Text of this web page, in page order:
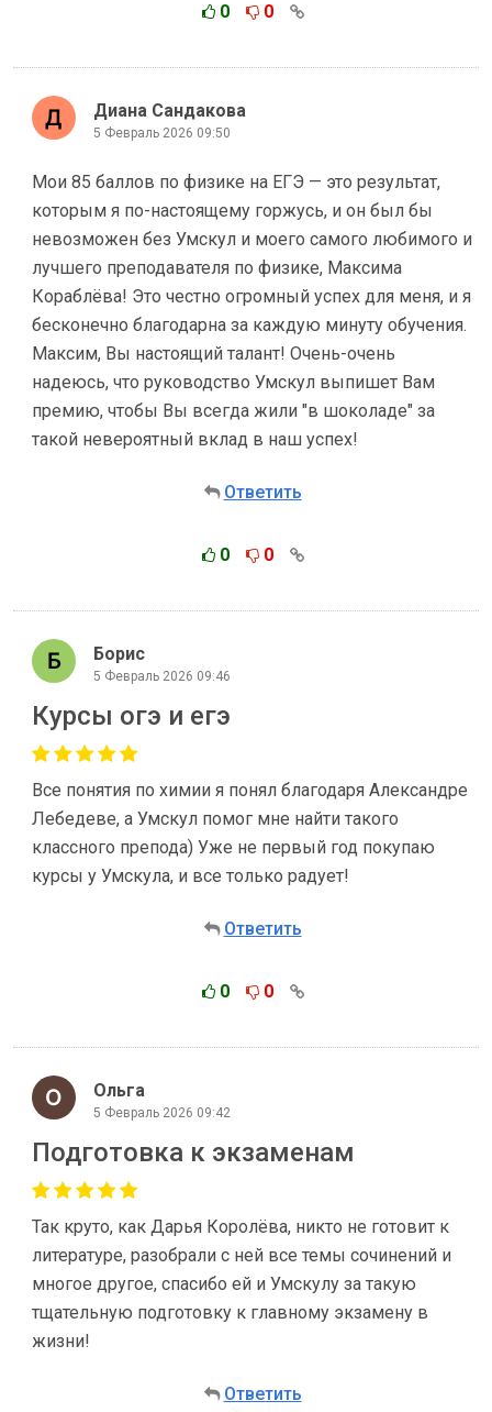
0 0
Диана Сандакова
5 Февраль 2026 09:50
Мои 85 баллов по физике на ЕГЭ — это результат,
которым я по-настоящему горжусь, и он был бы
невозможен без Умскул и моего самого любимого и
лучшего преподавателя по физике, Максима
Кораблёва! Это честно огромный успех для меня, и я
бесконечно благодарна за каждую минуту обучения.
Максим, Вы настоящий талант! Очень-очень
надеюсь, что руководство Умскул выпишет Вам
премию, чтобы Вы всегда жили "в шоколаде" за
такой невероятный вклад в наш успех!
Ответить
0 0
Борис
5 Февраль 2026 09:46
Курсы огэ и егэ
Все понятия по химии я понял благодаря Александре
Лебедеве, а Умскул помог мне найти такого
классного препода) Уже не первый год покупаю
курсы у Умскула, и все только радует!
Ответить
0 0
Ольга
5 Февраль 2026 09:42
Подготовка к экзаменам
Так круто, как Дарья Королёва, никто не готовит к
литературе, разобрали с ней все темы сочинений и
многое другое, спасибо ей и Умскулу за такую
тщательную подготовку к главному экзамену в
жизни!
Ответить